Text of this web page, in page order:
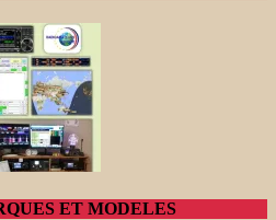
ET MODELES